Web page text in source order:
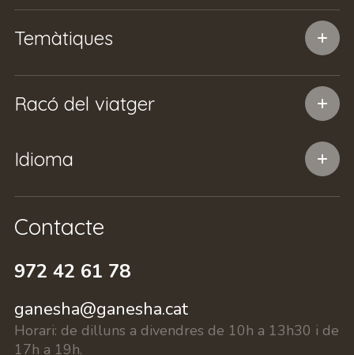
Temàtiques
Racó del viatger
Idioma
Contacte
972 42 61 78
ganesha@ganesha.cat
Horari: de dilluns a divendres de 10h a 13h30 i de
17h a 19h.